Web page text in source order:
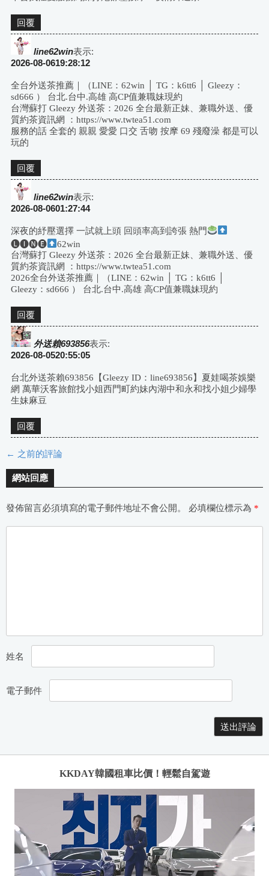
回覆
line62win表示:
2026-08-0619:28:12
全台外送茶推薦｜（LINE：62win │ TG：k6tt6 │ Gleezy：
sd666 ） 台北.台中.高雄 高CP值兼職妹現約
台灣蘇打 Gleezy 外送茶：2026 全台最新正妹、兼職外送、優
質約茶資訊網 ：https://www.twtea51.com
服務的話 全套的 親親 愛愛 口交 舌吻 按摩 69 殘廢澡 都是可以
玩的
回覆
line62win表示:
2026-08-0601:27:44
深夜的紓壓選擇 一試就上頭 回頭率高到誇張 熱門
🅛🅘🅝🅔
62win
台灣蘇打 Gleezy 外送茶：2026 全台最新正妹、兼職外送、優
質約茶資訊網 ：https://www.twtea51.com
2026全台外送茶推薦｜（LINE：62win │ TG：k6tt6 │
Gleezy：sd666 ） 台北.台中.高雄 高CP值兼職妹現約
回覆
外送賴693856表示:
2026-08-0520:55:05
台北外送茶賴693856【Gleezy ID：line693856】夏娃喝茶娛樂
網 萬華沃客旅館找小姐西門町約妹內湖中和永和找小姐少婦學
生妹麻豆
回覆
評
論
← 之前的評論
網站回應
發佈留言必須填寫的電子郵件地址不會公開。 必填欄位標示為 *
姓名
電子郵件
KKDAY韓國租車比價！輕鬆自駕遊